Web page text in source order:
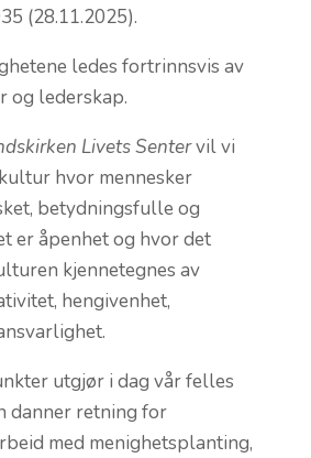
(28.11.2025).
ledes fortrinnsvis av
og lederskap.
Livets Sentervil vi
hvor mennesker
betydningsfulle og
er åpenhet og hvor det
kjennetegnes av
hengivenhet,
utgjør i dag vår felles
danner retning for
med menighetsplanting,